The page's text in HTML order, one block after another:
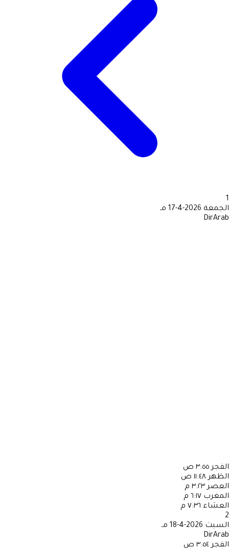
1
الجمعة 2026-4-17 مـ
DirArab
الفجر ٣:٥٥ ص
الظهر ١١:٤٨ ص
العصر ٣:٢٣ م
المغرب ٦:١٧ م
العشاء ٧:٣٦ م
2
السبت 2026-4-18 مـ
DirArab
الفجر ٣:٥٤ ص